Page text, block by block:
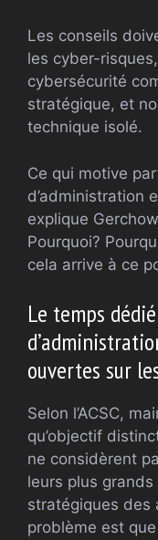
Les conseils
les cyber-
cybersécurité
stratégique, et
technique isolé.
Ce qui motive
d’administration
explique
Pourquoi?
cela arrive à ce
Le temps
ouvertes sur
Selon l’ACSC,
qu’objectif
ne considèrent
leurs plus
stratégiques des
problème est